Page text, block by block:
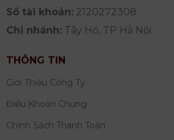
Số tài khoản: 2120272308
Chi nhánh: Tây Hồ, TP Hà Nội
THÔNG TIN
Giới Thiệu Công Ty
Điều Khoản Chung
Chính Sách Thanh Toán